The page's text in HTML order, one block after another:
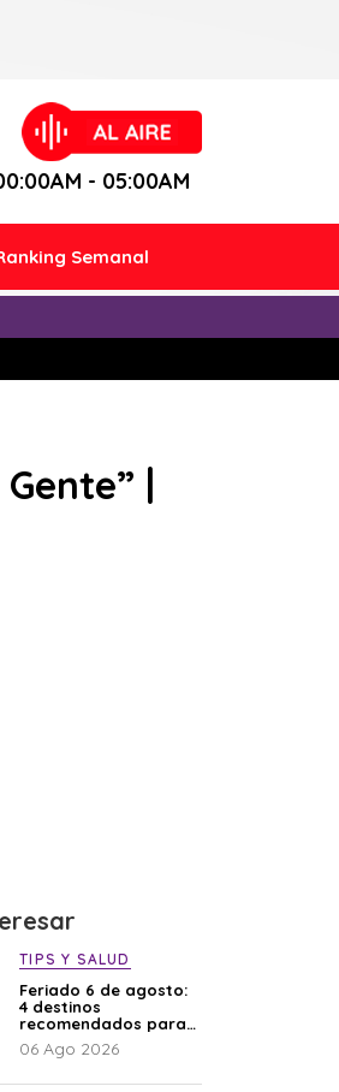
- 05:00AM
Semanal
|
TIPS Y SALUD
Feriado 6 de agosto:
4 destinos
recomendados para
disfrutar el descanso
06 Ago 2026